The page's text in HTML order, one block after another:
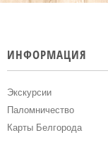
ИНФОРМАЦИЯ
Экскурсии
Паломничество
Карты Белгорода